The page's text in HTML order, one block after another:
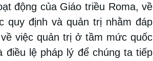
động của Giáo triều Roma, về
quy định và quản trị nhằm đáp
việc quản trị ở tầm mức quốc
lệ pháp lý để chúng ta tiếp